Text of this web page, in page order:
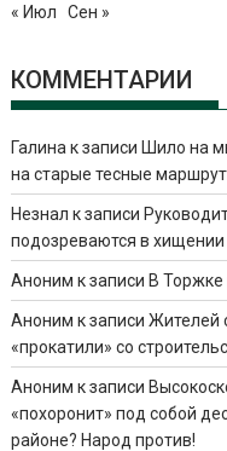
« Июл
Сен »
КОММЕНТАРИИ
Галина к записи Шило на
на старые тесные
Незнал к записи
подозреваются в
Аноним к записи В Торжке
Аноним к записиЖителей
«прокатили» со
Аноним к записи
«похоронит» под собой
районе? Народ против!